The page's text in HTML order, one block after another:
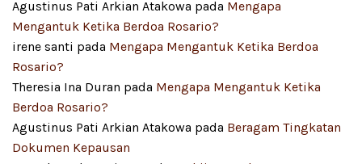
Agustinus Pati Arkian Atakowa pada Mengapa
Mengantuk Ketika Berdoa Rosario?
irene santi pada Mengapa Mengantuk Ketika Berdoa
Rosario?
Theresia Ina Duran pada Mengapa Mengantuk Ketika
Berdoa Rosario?
Agustinus Pati Arkian Atakowa pada Beragam Tingkatan
Dokumen Kepausan